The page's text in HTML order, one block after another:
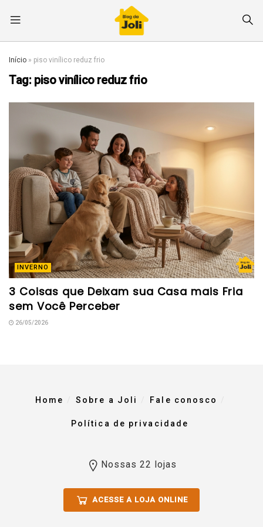
Início » piso vinílico reduz frio
Tag: piso vinílico reduz frio
INVERNO
3 Coisas que Deixam sua Casa mais Fria
sem Você Perceber
26/05/2026
Home Sobre a Joli Fale conosco
Política de privacidade
Nossas 22 lojas
ACESSE A LOJA ONLINE